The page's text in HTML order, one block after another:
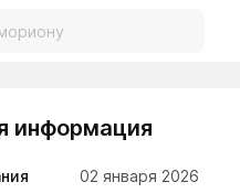
информация
02 января 2026